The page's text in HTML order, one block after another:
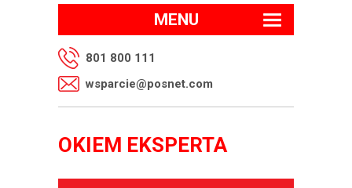
MENU
801 800 111
wsparcie@posnet.com
OKIEM EKSPERTA